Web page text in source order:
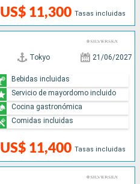
US$ 11,300 Tasas incluidas
Tokyo 21/06/2027
US$ 11,400 Tasas incluidas
Bebidas incluidas
Servicio de mayordomo incluido
Cocina gastronómica
Comidas incluidas